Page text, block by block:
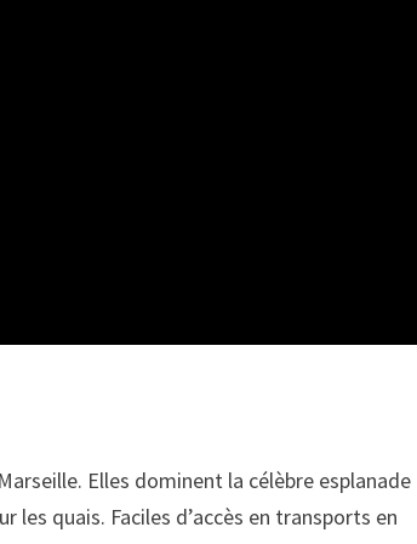
Elles dominent la célèbre
quais. Faciles d’accès en transports en